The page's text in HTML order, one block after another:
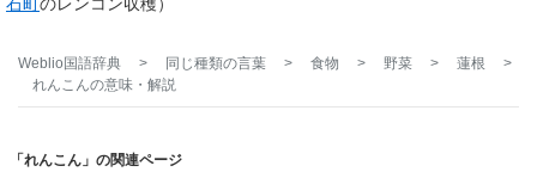
Weblio国語辞典 > 同じ種類の言葉 > 食物 > 野菜 > 蓮根
>
れんこんの意味・解説
「れんこん」の関連ページ